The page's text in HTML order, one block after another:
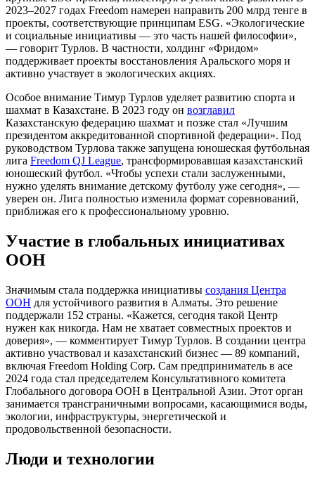
2023–2027 годах Freedom намерен направить 200 млрд тенге в
проекты, соответствующие принципам ESG. «Экологические
и социальные инициативы — это часть нашей философии»,
— говорит Турлов. В частности, холдинг «Фридом»
поддерживает проекты восстановления Аральского моря и
активно участвует в экологических акциях.
Особое внимание Тимур Турлов уделяет развитию спорта и
шахмат в Казахстане. В 2023 году он возглавил
Казахстанскую федерацию шахмат и позже стал «Лучшим
президентом аккредитованной спортивной федерации». Под
руководством Турлова также запущена юношеская футбольная
лига Freedom QJ League, трансформировавшая казахстанский
юношеский футбол. «Чтобы успехи стали заслуженными,
нужно уделять внимание детскому футболу уже сегодня», —
уверен он. Лига полностью изменила формат соревнований,
приближая его к профессиональному уровню.
Участие в глобальных инициативах
ООН
Значимым стала поддержка инициативы создания Центра
ООН для устойчивого развития в Алматы. Это решение
поддержали 152 страны. «Кажется, сегодня такой Центр
нужен как никогда. Нам не хватает совместных проектов и
доверия», — комментирует Тимур Турлов. В создании центра
активно участвовал и казахстанский бизнес — 89 компаний,
включая Freedom Holding Corp. Сам предприниматель в асе
2024 года стал председателем Консультативного комитета
Глобального договора ООН в Центральной Азии. Этот орган
занимается трансграничными вопросами, касающимися воды,
экологии, инфраструктуры, энергетической и
продовольственной безопасности.
Люди и технологии